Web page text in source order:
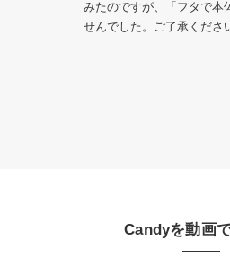
みたのですが、「フタで本
せんでした。ご了承くださ
Candyを動画